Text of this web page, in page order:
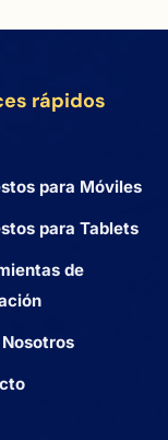
rápidos
para Móviles
para Tablets
de